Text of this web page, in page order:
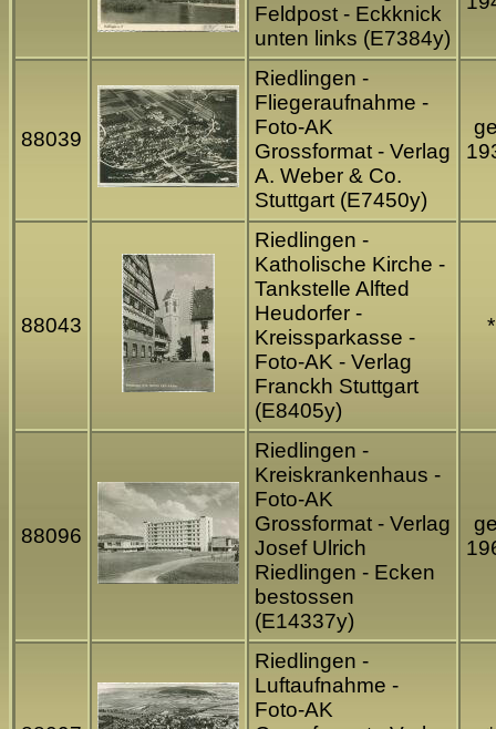
Feldpost - Eckknick
unten links (E7384y)
88039
Riedlingen -
Fliegeraufnahme -
Foto-AK
Grossformat - Verlag
A. Weber & Co.
Stuttgart (E7450y)
88043
Riedlingen -
Katholische Kirche -
Tankstelle Alfted
Heudorfer -
Kreissparkasse -
Foto-AK - Verlag
Franckh Stuttgart
(E8405y)
*
88096
Riedlingen -
Kreiskrankenhaus -
Foto-AK
Grossformat - Verlag
Josef Ulrich
Riedlingen - Ecken
bestossen
(E14337y)
Riedlingen -
Luftaufnahme -
Foto-AK